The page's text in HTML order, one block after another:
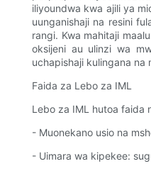
iliyoundwa kwa ajili ya
uunganishaji na resini
rangi. Kwa mahitaji
oksijeni au ulinzi wa
uchapishaji kulingana na
Faida za Lebo za IML
Lebo za IML hutoa faida
- Muonekano usio na
- Uimara wa kipekee: